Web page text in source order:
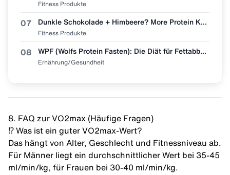
Fitness Produkte
07 Dunkle Schokolade + Himbeere? More Protein Kaffee "Dark Chocolate Raspberry" im Test 🧋👀
Fitness Produkte
08 WPF (Wolfs Protein Fasten): Die Diät für Fettabbau & Muskel-Erhalt
Ernährung/Gesundheit
8. FAQ zur VO2max (Häufige Fragen)
⁉️ Was ist ein guter VO2max-Wert?
Das hängt von Alter, Geschlecht und Fitnessniveau ab.
Für Männer liegt ein durchschnittlicher Wert bei 35-45
ml/min/kg, für Frauen bei 30-40 ml/min/kg.